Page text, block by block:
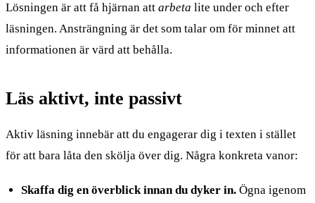
Lösningen är att få hjärnan att arbeta lite under och efter
läsningen. Ansträngning är det som talar om för minnet att
informationen är värd att behålla.
Läs aktivt, inte passivt
Aktiv läsning innebär att du engagerar dig i texten i stället
för att bara låta den skölja över dig. Några konkreta vanor:
Skaffa dig en överblick innan du dyker in. Ögna igenom